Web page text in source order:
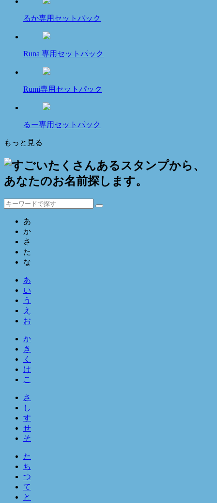
るか専用セットパック
Runa 専用セットパック
Rumi専用セットパック
るー専用セットパック
もっと見る
あ
か
さ
た
な
あ
い
う
え
お
か
き
く
け
こ
さ
し
す
せ
そ
た
ち
つ
て
と